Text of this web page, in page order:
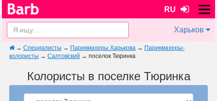
RU
Харьков
→ Специалисты → Парикмахеры Харькова → Парикмахеры-
колористы → Салтовский → поселок Тюринка
Колористы в поселке Тюринка